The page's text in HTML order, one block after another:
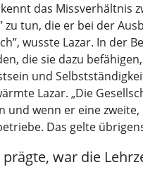
das Missverhältnis
zu tun, die er bei der
wusste Lazar. In der
die sie dazu
und
Lazar. „Die
und wenn er eine
Das gelte
war die